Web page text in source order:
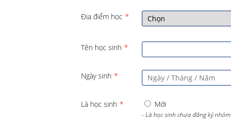
Địa điểm học *
Tên học sinh *
Ngày sinh *
Là học sinh * Mới
- Là học sinh chưa đăng ký